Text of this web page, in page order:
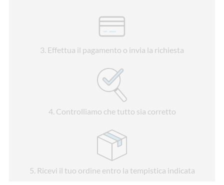
3. Effettua il pagamento o invia la richiesta
4. Controlliamo che tutto sia corretto
5. Ricevi il tuo ordine entro la tempistica indicata